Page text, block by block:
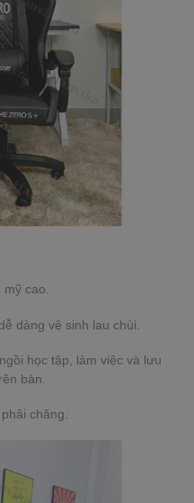
mỹ cao.
dàng vệ sinh lau chùi.
học tập, làm việc và lưu
bàn.
chăng.